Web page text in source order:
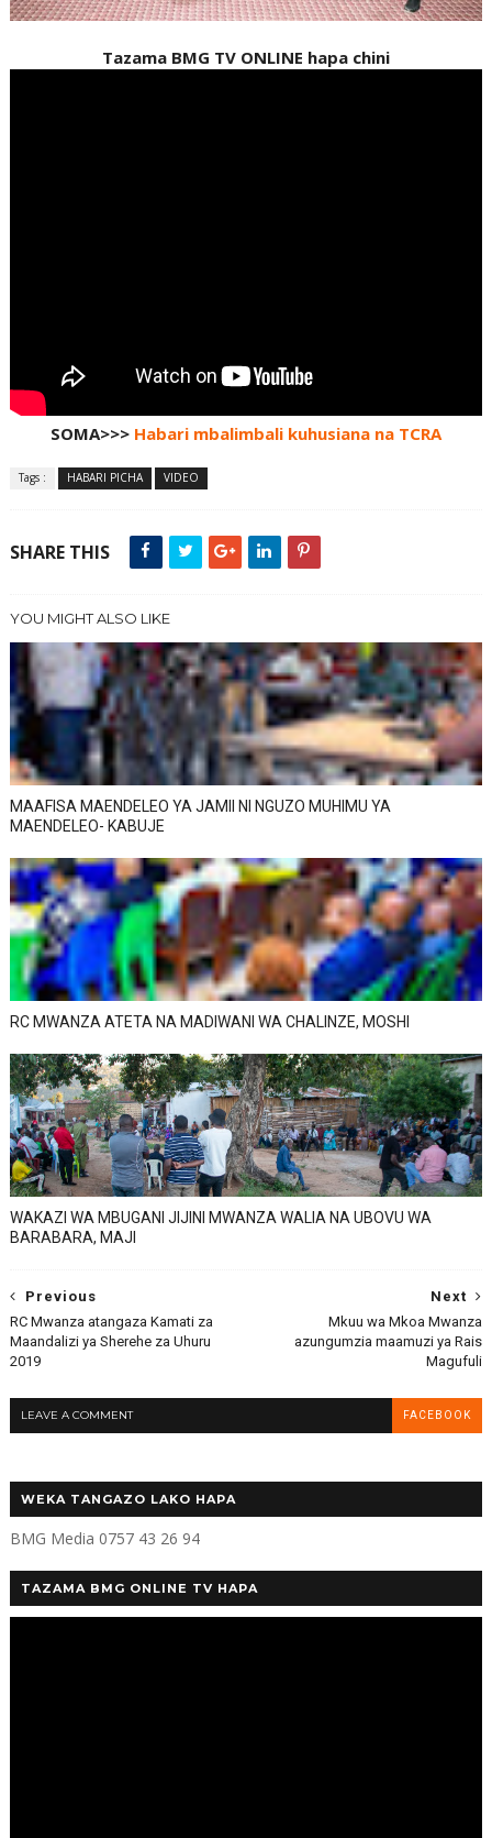
Tazama BMG TV ONLINE hapa chini
SOMA>>> Habari mbalimbali kuhusiana na TCRA
Tags : HABARI PICHA VIDEO
SHARE THIS
YOU MIGHT ALSO LIKE
MAAFISA MAENDELEO YA JAMII NI NGUZO MUHIMU YA
MAENDELEO- KABUJE
RC MWANZA ATETA NA MADIWANI WA CHALINZE, MOSHI
WAKAZI WA MBUGANI JIJINI MWANZA WALIA NA UBOVU WA
BARABARA, MAJI
Next
Mkuu wa Mkoa Mwanza
azungumzia maamuzi ya Rais
Magufuli
Previous
RC Mwanza atangaza Kamati za
Maandalizi ya Sherehe za Uhuru
2019
LEAVE A COMMENT FACEBOOK
WEKA TANGAZO LAKO HAPA
BMG Media 0757 43 26 94
TAZAMA BMG ONLINE TV HAPA